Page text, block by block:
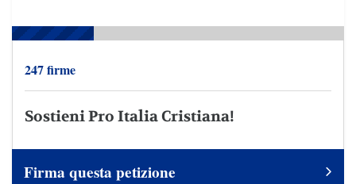
247 firme
Sostieni Pro Italia Cristiana!
Firma questa petizione